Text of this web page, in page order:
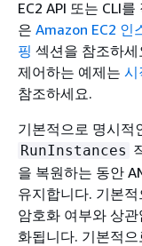
EC2 API 또는 CLI
은 Amazon EC2 인
핑 섹션을 참조하세
제어하는 예제는 시
참조하세요.
기본적으로 명시적
RunInstances
을 복원하는 동안
유지합니다. 기본
암호화 여부와 상
화됩니다. 기본적